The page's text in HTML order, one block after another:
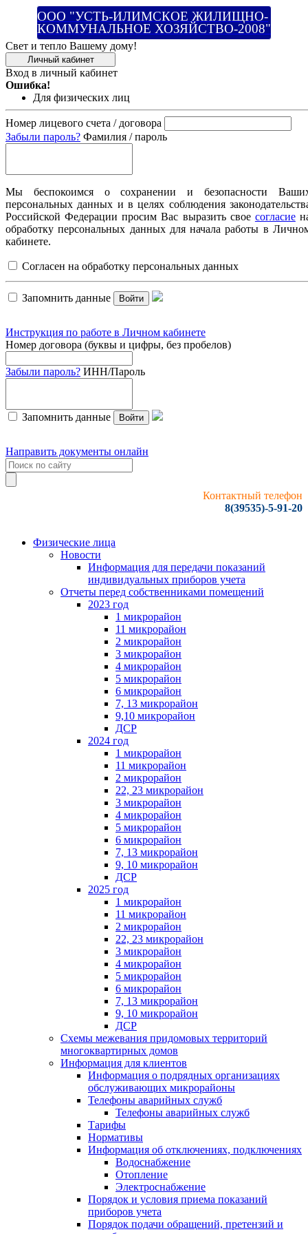
ООО "УСТЬ-ИЛИМСКОЕ ЖИЛИЩНО-
КОММУНАЛЬНОЕ ХОЗЯЙСТВО-2008"
Свет и тепло Вашему дому!
Личный кабинет
Вход в личный кабинет
Ошибка!
Для физических лиц
Номер лицевого счета / договора
Забыли пароль? Фамилия / пароль
Мы беспокоимся о сохранении и безопасности
персональных данных и в целях соблюдения
Российской Федерации просим Вас выразить свое согласие
обработку персональных данных для начала работы в
кабинете.
Согласен на обработку персональных данных
Запомнить данные Войти
Инструкция по работе в Личном кабинете
Номер договора (буквы и цифры, без пробелов)
Забыли пароль? ИНН/Пароль
Запомнить данные Войти
Направить документы онлайн
Контактный телефон
8(39535)-5-91-20
Физические лица
Новости
Информация для передачи показаний
индивидуальных приборов учета
Отчеты перед собственниками помещений
2023 год
1 микрорайон
11 микрорайон
2 микрорайон
3 микрорайон
4 микрорайон
5 микрорайон
6 микрорайон
7, 13 микрорайон
9,10 микрорайон
ДСР
2024 год
1 микрорайон
11 микрорайон
2 микрорайон
22, 23 микрорайон
3 микрорайон
4 микрорайон
5 микрорайон
6 микрорайон
7, 13 микрорайон
9, 10 микрорайон
ДСР
2025 год
1 микрорайон
11 микрорайон
2 микрорайон
22, 23 микрорайон
3 микрорайон
4 микрорайон
5 микрорайон
6 микрорайон
7, 13 микрорайон
9, 10 микрорайон
ДСР
Схемы межевания придомовых территорий
многоквартирных домов
Информация для клиентов
Информация о подрядных организациях
обслуживающих микрорайоны
Телефоны аварийных служб
Телефоны аварийных служб
Тарифы
Нормативы
Информация об отключениях, подключениях
Водоснабжение
Отопление
Электроснабжение
Порядок и условия приема показаний
приборов учета
Порядок подачи обращений, претензий и